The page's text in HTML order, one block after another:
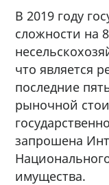
В 2019 году
сложности на
что является
последние
рыночной
запрошена
имущества.